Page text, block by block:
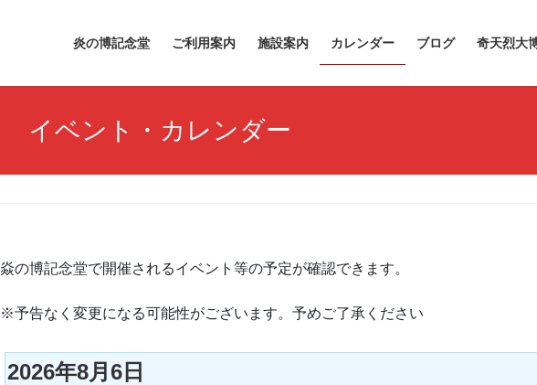
炎の博記念堂 ご利用案内 施設案内 カレンダー ブログ 奇天烈大
イベント・カレンダー
焱の博記念堂で開催されるイベント等の予定が確認できます。
※予告なく変更になる可能性がございます。予めご了承ください
2026年8月6日